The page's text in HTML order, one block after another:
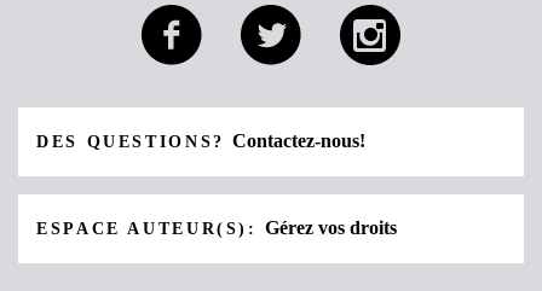
DES QUESTIONS?Contactez-nous!
ESPACE AUTEUR(S):Gérez vos droits